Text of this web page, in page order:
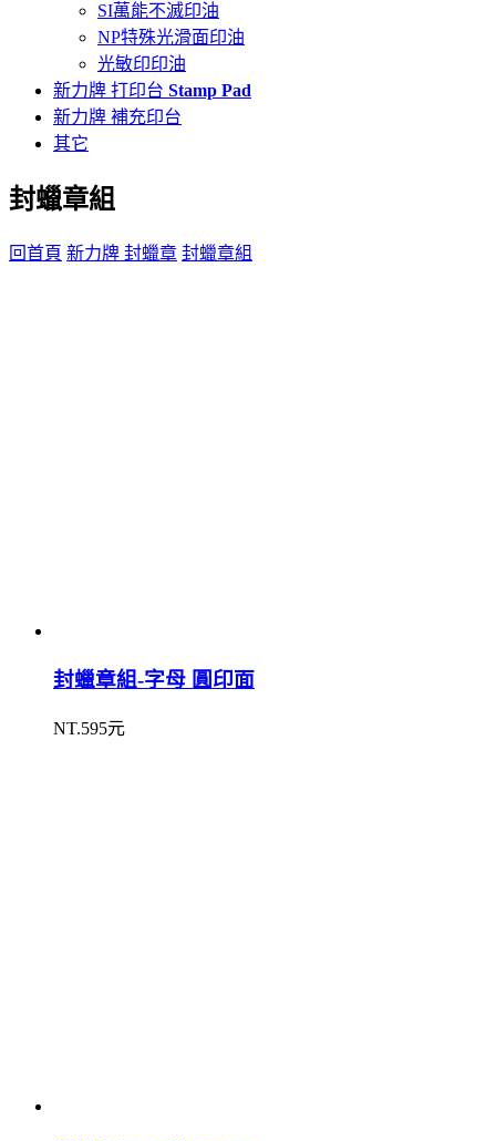
SI萬能不滅印油
NP特殊光滑面印油
光敏印印油
新力牌 打印台 Stamp Pad
新力牌 補充印台
其它
封蠟章組
回首頁 新力牌 封蠟章 封蠟章組
封蠟章組-字母 圓印面
NT.595元